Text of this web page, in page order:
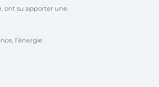
ont su apporter une
l’énergie